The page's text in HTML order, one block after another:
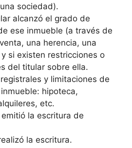
sociedad).
alcanzó el grado de
ese inmueble (a través de
una herencia, una
si existen restricciones o
del titular sobre ella.
y limitaciones de
hipoteca,
etc.
la escritura de
la escritura.